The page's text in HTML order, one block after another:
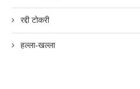
रद्दी टोकरी
हल्ला-खल्ला